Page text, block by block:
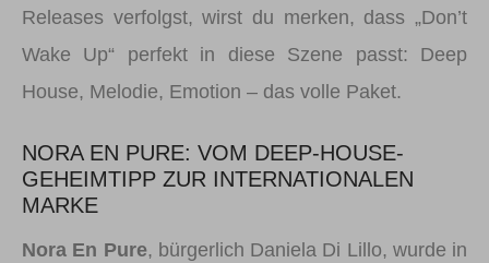
Releases verfolgst, wirst du merken, dass „Don’t
Wake Up“ perfekt in diese Szene passt: Deep
House, Melodie, Emotion – das volle Paket.
NORA EN PURE: VOM DEEP-HOUSE-
GEHEIMTIPP ZUR INTERNATIONALEN
MARKE
Nora En Pure, bürgerlich Daniela Di Lillo, wurde in